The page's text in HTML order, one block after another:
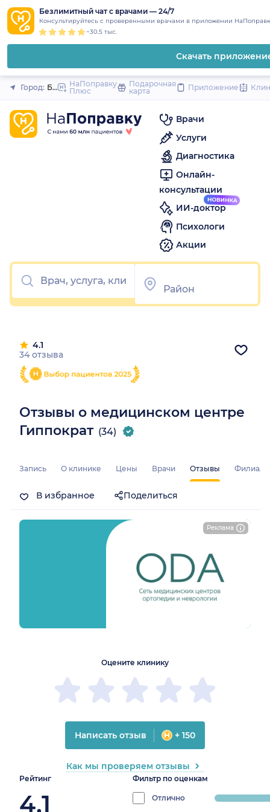
content
Безлимитный чат с врачами — 24/7
Консультируйтесь с проверенными врачами в приложении
~30.5 тыс.
Скачать
Закрыть
Город: БеловоНаПоправку
Плюс
Подарочная
карта
Приложение
Врачи
Услуги
Диагностика
Онлайн-
консультации
ИИ-доктор
Психологи
Акции
Реклама
Отзывы о медицинском центре
Гиппократ (34)
4.1
34 отзыва
Запись О клинике Цены Врачи Отзывы Филиалы
В избранное Поделиться
Рейтинг
4.1
Фильтр по оценкам
Отлично
progress:
Оцените клинику
Написать отзыв + 150
Как мы проверяем отзывы